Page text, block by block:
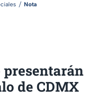
Nota
presentarán
de CDMX